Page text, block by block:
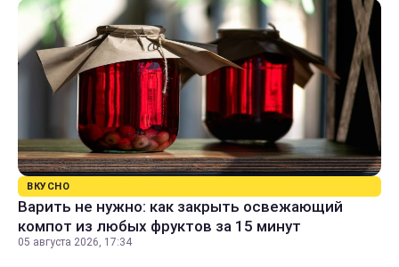
ВКУСНО
Варить не нужно: как закрыть освежающий
компот из любых фруктов за 15 минут
05 августа 2026, 17:34